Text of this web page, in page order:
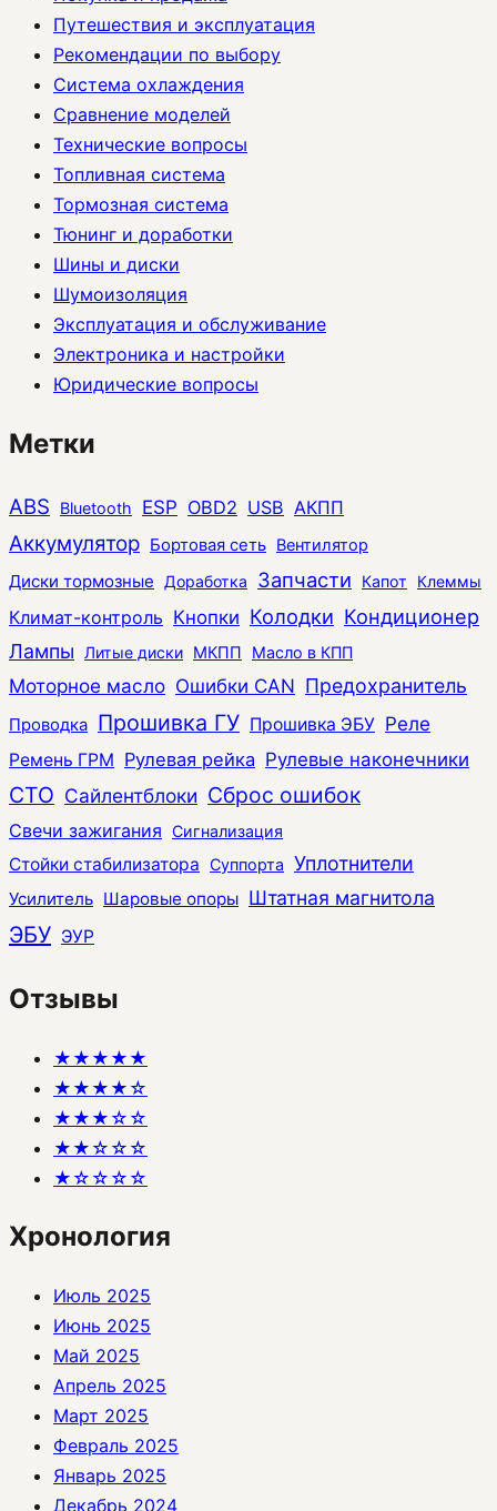
Путешествия и эксплуатация
Рекомендации по выбору
Система охлаждения
Сравнение моделей
Технические вопросы
Топливная система
Тормозная система
Тюнинг и доработки
Шины и диски
Шумоизоляция
Эксплуатация и обслуживание
Электроника и настройки
Юридические вопросы
Метки
ABS Bluetooth ESP OBD2 USB АКПП
Аккумулятор Бортовая сеть Вентилятор
Диски тормозные Доработка Запчасти Капот Клеммы
Климат-контроль Кнопки Колодки Кондиционер
Лампы Литые диски МКПП Масло в КПП
Моторное масло Ошибки CAN Предохранитель
Проводка Прошивка ГУ Прошивка ЭБУ Реле
Ремень ГРМ Рулевая рейка Рулевые наконечники
СТО Сайлентблоки Сброс ошибок
Свечи зажигания Сигнализация
Стойки стабилизатора Суппорта Уплотнители
Усилитель Шаровые опоры Штатная магнитола
ЭБУ ЭУР
Отзывы
★★★★★
★★★★☆
★★★☆☆
★★☆☆☆
★☆☆☆☆
Хронология
Июль 2025
Июнь 2025
Май 2025
Апрель 2025
Март 2025
Февраль 2025
Январь 2025
Декабрь 2024